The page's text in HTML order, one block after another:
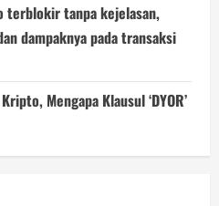
terblokir tanpa kejelasan,
dampaknya pada transaksi
Mengapa Klausul ‘DYOR’